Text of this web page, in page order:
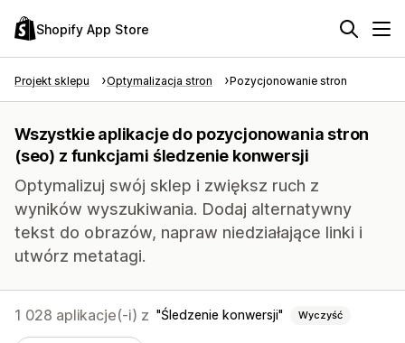
Shopify App Store
Projekt sklepu Optymalizacja stron Pozycjonowanie stron
Wszystkie aplikacje do pozycjonowania stron
(seo) z funkcjami śledzenie konwersji
Optymalizuj swój sklep i zwiększ ruch z
wyników wyszukiwania. Dodaj alternatywny
tekst do obrazów, napraw niedziałające linki i
utwórz metatagi.
1 028 aplikacje(-i) z Śledzenie konwersji Wyczyść